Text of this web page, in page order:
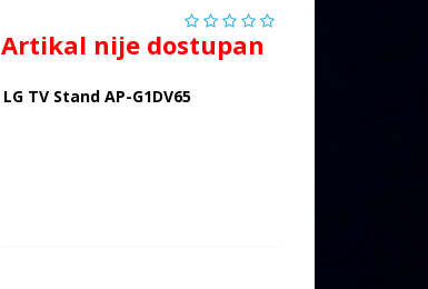
Artikal nije dostupan
LG TV Stand AP-G1DV65